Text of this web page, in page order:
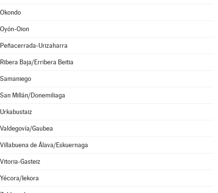
Okondo
Oyón-Oion
Peñacerrada-Urizaharra
Ribera Baja/Erribera Beitia
Samaniego
San Millán/Donemiliaga
Urkabustaiz
Valdegovía/Gaubea
Villabuena de Álava/Eskuernaga
Vitoria-Gasteiz
Yécora/Iekora